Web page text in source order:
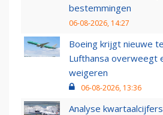
bestemmingen
06-08-2026, 14:27
Boeing krijgt nieuwe
Lufthansa overweegt
weigeren
06-08-2026, 13:36
Analyse